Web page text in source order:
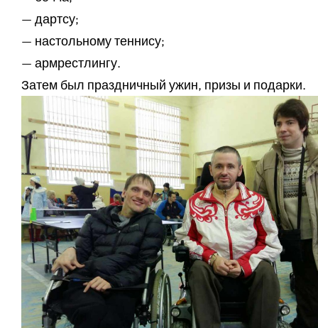
— дартсу;
— настольному теннису;
— армрестлингу.
Затем был праздничный ужин, призы и подарки.